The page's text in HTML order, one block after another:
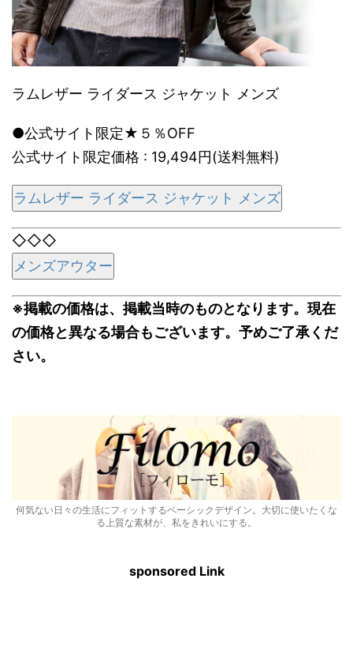
ラムレザー ライダース ジャケット メンズ
●公式サイト限定★５％OFF
公式サイト限定価格 : 19,494円(送料無料)
ラムレザー ライダース ジャケット メンズ
◇◇◇
メンズアウター
※掲載の価格は、掲載当時のものとなります。現在
の価格と異なる場合もございます。予めご了承くだ
さい。
何気ない日々の生活にフィットするベーシックデザイン。大切に使いたくな
る上質な素材が、私をきれいにする。
sponsored Link